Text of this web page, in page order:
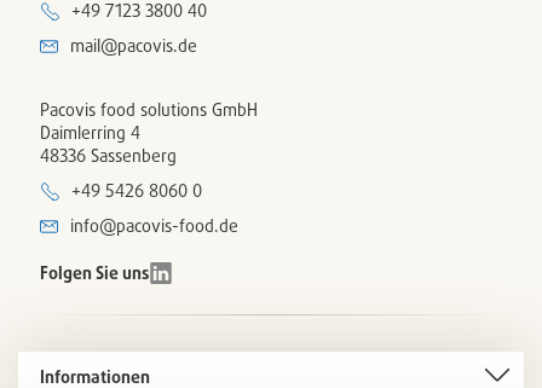
+49 7123 3800 40
mail@pacovis.de
Pacovis food solutions GmbH
Daimlerring 4
48336 Sassenberg
+49 5426 8060 0
info@pacovis-food.de
Folgen Sie uns
Informationen